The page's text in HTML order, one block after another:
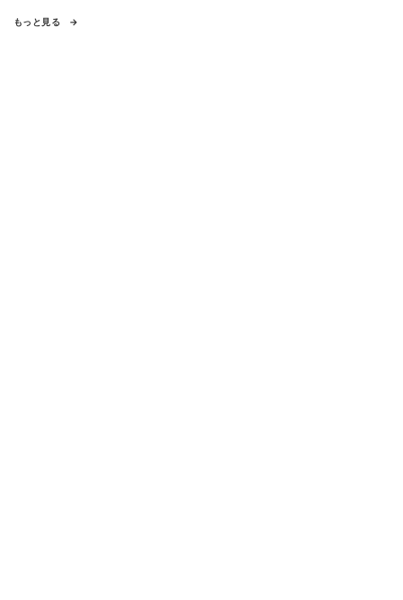
もっと見る